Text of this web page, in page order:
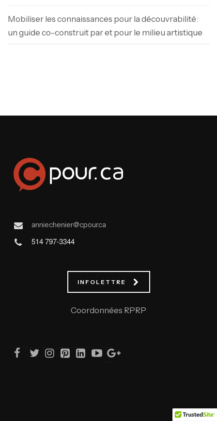
Mobiliser les connaissances pour la découvrabilité:
un guide co-construit par et pour le milieu artistique
anniechenier@cpour.ca
514 797-3344
INFOLETTRE
Coordonnées RPRP